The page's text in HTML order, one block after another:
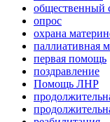
общественный
опрос
охрана
паллиативная
первая помощь
поздравление
Помощь ЛНР